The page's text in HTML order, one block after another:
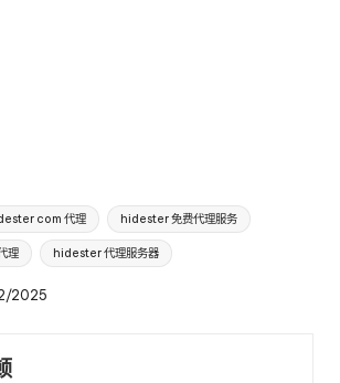
com 代理 hidester 免费代理服务
理 hidester 代理服务器
2025